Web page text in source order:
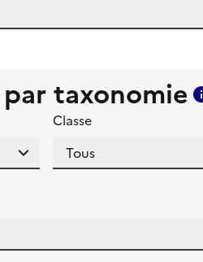
taxonomie
Classe